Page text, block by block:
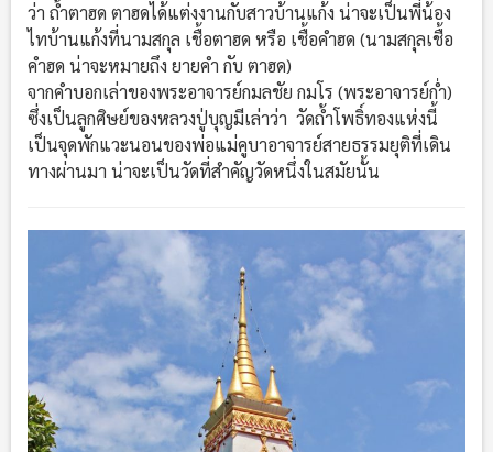
ว่า ถ้ำตาฮด ตาฮดได้แต่งงานกับสาวบ้านแก้ง น่าจะเป็นพี่น้อง
ไทบ้านแก้งที่นามสกุล เชื้อตาฮด หรือ เชื้อคำฮด (นามสกุลเชื้อ
คำฮด น่าจะหมายถึง ยายคำ กับ ตาฮด)
จากคำบอกเล่าของพระอาจารย์กมลชัย กมโร (พระอาจารย์ก่ำ)
ซึ่งเป็นลูกศิษย์ของหลวงปู่บุญมีเล่าว่า วัดถ้ำโพธิ์ทองแห่งนี้
เป็นจุดพักแวะนอนของพ่อแม่คูบาอาจารย์สายธรรมยุติที่เดิน
ทางผ่านมา น่าจะเป็นวัดที่สำคัญวัดหนึ่งในสมัยนั้น